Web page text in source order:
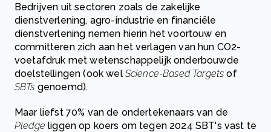
Bedrijven uit sectoren zoals de zakelijke
dienstverlening, agro-industrie en financiële
dienstverlening nemen hierin het voortouw en
committeren zich aan het verlagen van hun CO2-
voetafdruk met wetenschappelijk onderbouwde
doelstellingen (ook wel Science-Based Targetsof
SBTs genoemd).
Maar liefst 70% van de ondertekenaars van de
Pledge liggen op koers om tegen 2024 SBT's vast te